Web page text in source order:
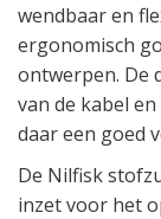
wendbaar en
ergonomisch
ontwerpen. De
van de kabel
daar een goed
De Nilfisk
inzet voor het